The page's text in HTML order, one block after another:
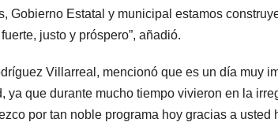
Gobierno Estatal y municipal estamos
justo y próspero”, añadió.
Villarreal, mencionó que es un día muy
que durante mucho tiempo vivieron en la
por tan noble programa hoy gracias a usted